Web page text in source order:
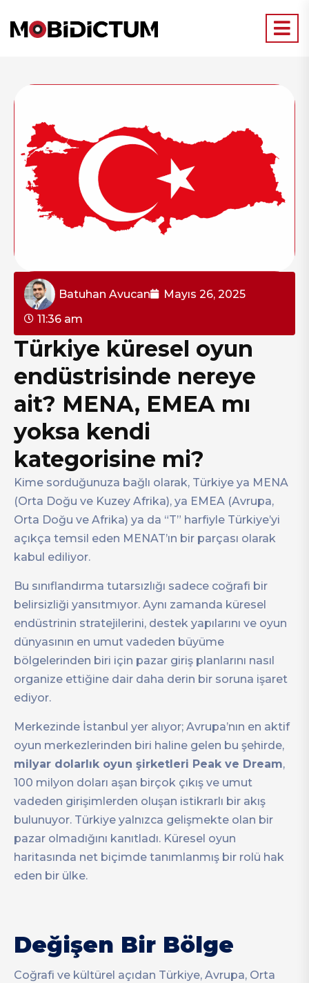
Batuhan Avucan
Mayıs 26, 2025
11:36 am
Türkiye küresel oyun
endüstrisinde nereye
ait? MENA, EMEA mı
yoksa kendi
kategorisine mi?
Kime sorduğunuza bağlı olarak, Türkiye ya MENA
(Orta Doğu ve Kuzey Afrika), ya EMEA (Avrupa,
Orta Doğu ve Afrika) ya da “T” harfiyle Türkiye’yi
açıkça temsil eden MENAT’ın bir parçası olarak
kabul ediliyor.
Bu sınıflandırma tutarsızlığı sadece coğrafi bir
belirsizliği yansıtmıyor. Aynı zamanda küresel
endüstrinin stratejilerini, destek yapılarını ve oyun
dünyasının en umut vadeden büyüme
bölgelerinden biri için pazar giriş planlarını nasıl
organize ettiğine dair daha derin bir soruna işaret
ediyor.
Merkezinde İstanbul yer alıyor; Avrupa’nın en aktif
oyun merkezlerinden biri haline gelen bu şehirde,
milyar dolarlık oyun şirketleri Peak ve Dream,
100 milyon doları aşan birçok çıkış ve umut
vadeden girişimlerden oluşan istikrarlı bir akış
bulunuyor. Türkiye yalnızca gelişmekte olan bir
pazar olmadığını kanıtladı. Küresel oyun
haritasında net biçimde tanımlanmış bir rolü hak
eden bir ülke.
Değişen Bir Bölge
Coğrafi ve kültürel açıdan Türkiye, Avrupa, Orta